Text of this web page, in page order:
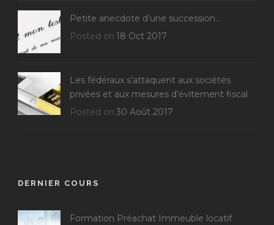
Petite anecdote d’une succession…
Posted on 18 Oct 2017
Les fédéraux s’attaquent aux sociétés
privées et aux mesures d’évitement fiscal
Posted on 30 Août 2017
DERNIER COURS
Formation Préachat Immeuble locatif